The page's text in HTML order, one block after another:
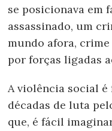
se posicionava em
assassinado, um
mundo afora,
por forças ligadas
A violência social
décadas de luta
que, é fácil